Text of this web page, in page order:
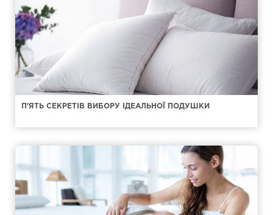
П'ЯТЬ СЕКРЕТІВ ВИБОРУ ІДЕАЛЬНОЇ ПОДУШКИ